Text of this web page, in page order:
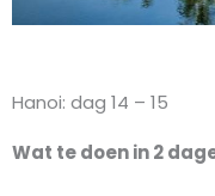
Hanoi: dag 14 – 15
Wat te doen in 2